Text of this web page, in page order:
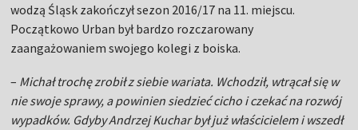
wodzą Śląsk zakończył sezon 2016/17 na 11. miejscu.
Początkowo Urban był bardzo rozczarowany
zaangażowaniem swojego kolegi z boiska.
– Michał trochę zrobił z siebie wariata. Wchodził, wtrącał się w
nie swoje sprawy, a powinien siedzieć cicho i czekać na rozwój
wypadków. Gdyby Andrzej Kuchar był już właścicielem i wszedł